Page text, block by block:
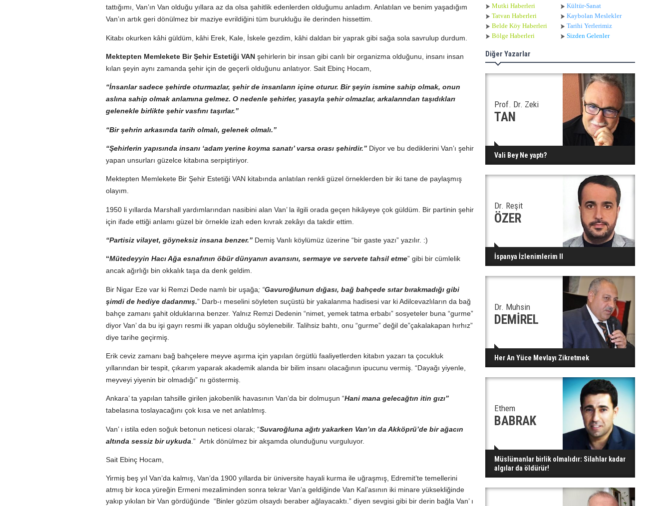
tattığımı, Van’ın Van olduğu yıllara az da olsa şahitlik edenlerden olduğumu anladım. Anlatılan ve benim yaşadığım
Van’ın artık geri dönülmez bir maziye evrildiğini tüm burukluğu ile derinden hissettim.
Kitabı okurken kâhi güldüm, kâhi Erek, Kale, İskele gezdim, kâhi daldan bir yaprak gibi sağa sola savrulup durdum.
Mektepten Memlekete Bir Şehir Estetiği VAN şehirlerin bir insan gibi canlı bir organizma olduğunu, insanı insan
kılan şeyin aynı zamanda şehir için de geçerli olduğunu anlatıyor. Sait Ebinç Hocam,
“İnsanlar sadece şehirde oturmazlar, şehir de insanların içine oturur. Bir şeyin ismine sahip olmak, onun
aslına sahip olmak anlamına gelmez. O nedenle şehirler, yasayla şehir olmazlar, arkalarından taşıdıkları
gelenekle birlikte şehir vasfını taşırlar.”
“Bir şehrin arkasında tarih olmalı, gelenek olmalı.”
“Şehirlerin yapısında insanı ‘adam yerine koyma sanatı’ varsa orası şehirdir.” Diyor ve bu dediklerini Van’ı şehir
yapan unsurları güzelce kitabına serpiştiriyor.
Mektepten Memlekete Bir Şehir Estetiği VAN kitabında anlatılan renkli güzel örneklerden bir iki tane de paylaşmış
olayım.
1950 li yıllarda Marshall yardımlarından nasibini alan Van’ la ilgili orada geçen hikâyeye çok güldüm. Bir partinin şehir
için ifade ettiği anlamı güzel bir örnekle izah eden kıvrak zekâyı da takdir ettim.
“Partisiz vilayet, göyneksiz insana benzer.” Demiş Vanlı köylümüz üzerine “bir gaste yazı” yazılır. :)
“Mütedeyyin Hacı Ağa esnafının öbür dünyanın avansını, sermaye ve servete tahsil etme” gibi bir cümlelik
ancak ağırlığı bin okkalık taşa da denk geldim.
Bir Nigar Eze var ki Remzi Dede namlı bir uşağa; “Gavuroğlunun dığası, bağ bahçede sıtar bırakmadığı gibi
şimdi de hediye dadanmış.” Darb-ı meselini söyleten suçüstü bir yakalanma hadisesi var ki Adilcevazlıların da bağ
bahçe zamanı şahit olduklarına benzer. Yalnız Remzi Dedenin “nimet, yemek tatma erbabı” sosyeteler buna “gurme”
diyor Van’ da bu işi gayrı resmi ilk yapan olduğu söylenebilir. Talihsiz bahtı, onu “gurme” değil de”çakalakapan hırhız”
diye tarihe geçirmiş.
Erik ceviz zamanı bağ bahçelere meyve aşırma için yapılan örgütlü faaliyetlerden kitabın yazarı ta çocukluk
yıllarından bir tespit, çıkarım yaparak akademik alanda bir bilim insanı olacağının ipucunu vermiş. “Dayağı yiyenle,
meyveyi yiyenin bir olmadığı” nı göstermiş.
Ankara’ ta yapılan tahsille girilen jakobenlik havasının Van’da bir dolmuşun “Hani mana gelecağtın itin gızı”
tabelasına toslayacağını çok kısa ve net anlatılmış.
Van’ ı istila eden soğuk betonun neticesi olarak; “Suvaroğluna ağıtı yakarken Van’ın da Akköprü’de bir ağacın
altında sessiz bir uykuda .” Artık dönülmez bir akşamda olunduğunu vurguluyor.
Sait Ebinç Hocam,
Yirmiş beş yıl Van’da kalmış, Van’da 1900 yıllarda bir üniversite hayali kurma ile uğraşmış, Edremit’te temellerini
atmış bir koca yüreğin Ermeni mezaliminden sonra tekrar Van’a geldiğinde Van Kal’asının iki minare yüksekliğinde
yakıp yıkılan bir Van gördüğünde “Binler gözüm olsaydı beraber ağlayacaktı.” diyen sevgisi gibi bir derin bağla Van’ ı
Mutki Haberleri
Tatvan Haberleri
Belde Köy Haberleri
Bölge Haberleri
Kültür-Sanat
Kaybolan Meslekler
Tarihi Yerlerimiz
Sizden Gelenler
Diğer Yazarlar
Prof. Dr. Zeki
TAN
Vali Bey Ne yaptı?
Dr. Reşit
ÖZER
İspanya İzlenimlerim II
Dr. Muhsin
DEMİREL
Her An Yüce Mevlayı Zikretmek
Ethem
BABRAK
Müslümanlar birlik olmalıdır: Silahlar kadar
algılar da öldürür!